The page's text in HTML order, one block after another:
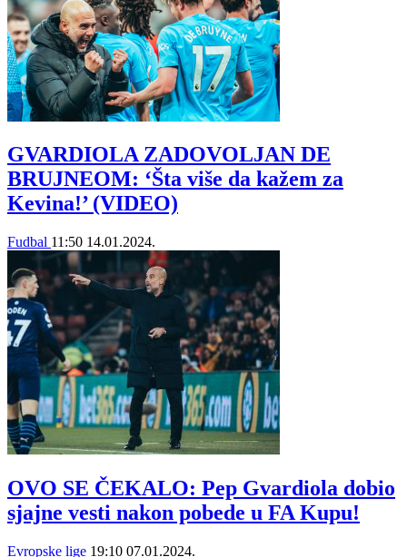
GVARDIOLA ZADOVOLJAN DE
BRUJNEOM: ‘Šta više da kažem za
Kevina!’ (VIDEO)
Fudbal 11:50 14.01.2024.
OVO SE ČEKALO: Pep Gvardiola dobio
sjajne vesti nakon pobede u FA Kupu!
Evropske lige 19:10 07.01.2024.